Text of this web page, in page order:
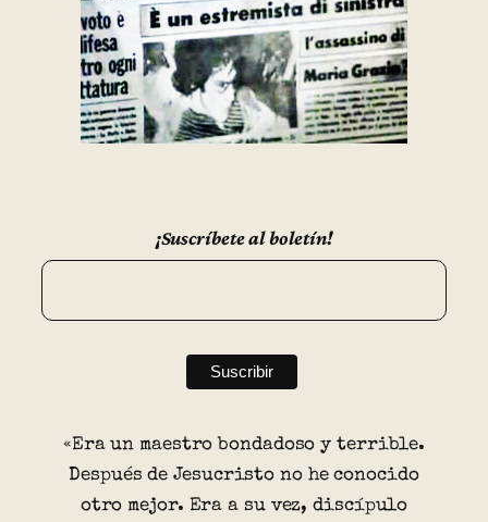
¡Suscríbete al boletín!
«Era un maestro bondadoso y terrible.
Después de Jesucristo no he conocido
otro mejor. Era a su vez, discípulo